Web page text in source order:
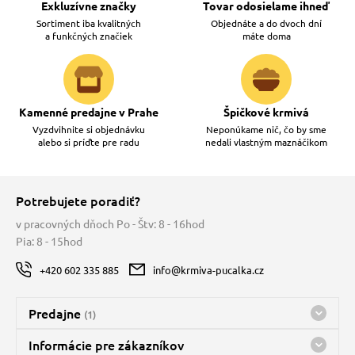
psov
psov
pre psov
a pelechy
mačky
mačky
Exkluzívne značky
Sortiment iba kvalitných
a funkčných značiek
Tovar odosielame ihneď
Objednáte a do dvoch dní
máte doma
Kamenné predajne v Prahe
Vyzdvihnite si objednávku
alebo si príďte pre radu
Špičkové krmivá
Neponúkame nič, čo by sme
nedali vlastným maznáčikom
Potrebujete poradiť?
v pracovných dňoch Po - Štv: 8 - 16hod
Pia: 8 - 15hod
+420 602 335 885 info@krmiva-pucalka.cz
Predajne (1)
Predajňa a sklad Kbely
Informácie pre zákazníkov